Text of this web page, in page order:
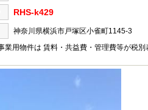
RHS-k429
神奈川県横浜市戸塚区小雀町1145-3
業用物件は 賃料・共益費・管理費等が税別